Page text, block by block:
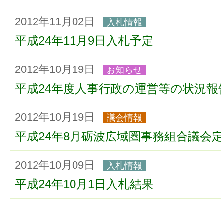
2012年11月02日 入札情報
平成24年11月9日入札予定
2012年10月19日 お知らせ
平成24年度人事行政の運営等の状況
2012年10月19日 議会情報
平成24年8月砺波広域圏事務組合議会
2012年10月09日 入札情報
平成24年10月1日入札結果